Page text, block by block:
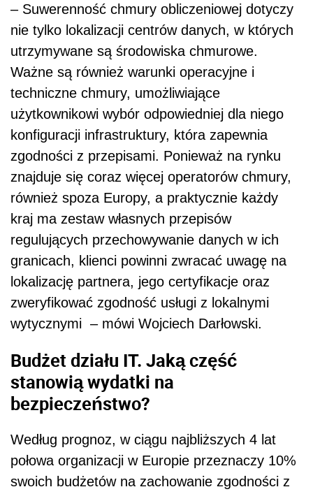
– Suwerenność chmury obliczeniowej dotyczy
nie tylko lokalizacji centrów danych, w których
utrzymywane są środowiska chmurowe.
Ważne są również warunki operacyjne i
techniczne chmury, umożliwiające
użytkownikowi wybór odpowiedniej dla niego
konfiguracji infrastruktury, która zapewnia
zgodności z przepisami. Ponieważ na rynku
znajduje się coraz więcej operatorów chmury,
również spoza Europy, a praktycznie każdy
kraj ma zestaw własnych przepisów
regulujących przechowywanie danych w ich
granicach, klienci powinni zwracać uwagę na
lokalizację partnera, jego certyfikacje oraz
zweryfikować zgodność usługi z lokalnymi
wytycznymi – mówi Wojciech Darłowski.
Budżet działu IT. Jaką część
stanowią wydatki na
bezpieczeństwo?
Według prognoz, w ciągu najbliższych 4 lat
połowa organizacji w Europie przeznaczy 10%
swoich budżetów na zachowanie zgodności z